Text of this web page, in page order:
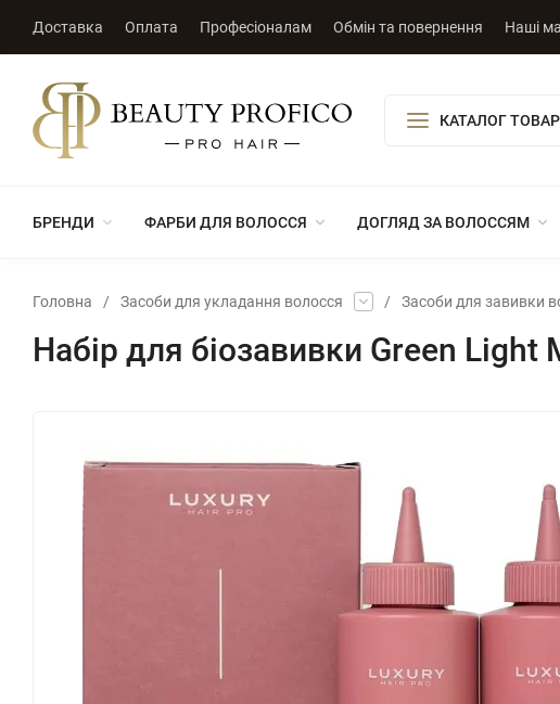
Доставка Оплата Професіоналам Обмін та повернення Наші
КАТАЛОГ
БРЕНДИ ФАРБИ ДЛЯ ВОЛОССЯ ДОГЛЯД ЗА ВОЛОССЯМ
Головна / Засоби для укладання волосся / Засоби для завивки
Набір для біозавивки Green Light